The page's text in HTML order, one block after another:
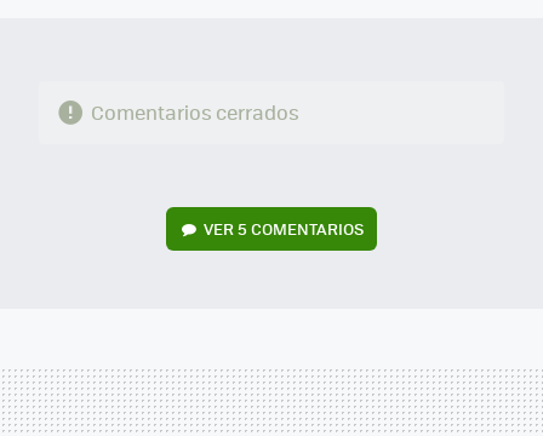
Comentarios cerrados
VER 5 COMENTARIOS